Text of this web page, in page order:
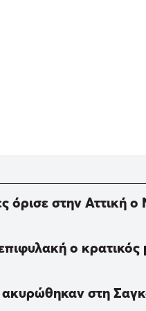
όρισε στην Αττική
ο
ακυρώθηκαν στη